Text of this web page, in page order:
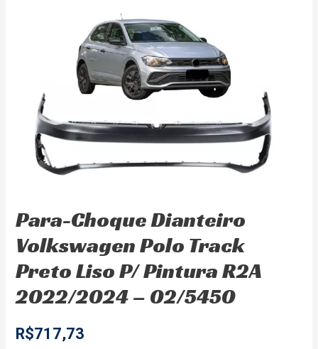
Para-Choque Dianteiro
Volkswagen Polo Track
Preto Liso P/ Pintura R2A
2022/2024 – 02/5450
R$717,73